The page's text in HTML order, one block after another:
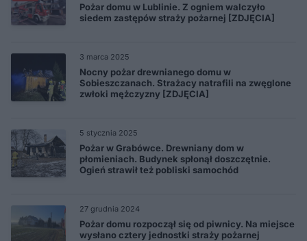
Pożar domu w Lublinie. Z ogniem walczyło
siedem zastępów straży pożarnej [ZDJĘCIA]
3 marca 2025
Nocny pożar drewnianego domu w
Sobieszczanach. Strażacy natrafili na zwęglone
zwłoki mężczyzny [ZDJĘCIA]
5 stycznia 2025
Pożar w Grabówce. Drewniany dom w
płomieniach. Budynek spłonął doszczętnie.
Ogień strawił też pobliski samochód
27 grudnia 2024
Pożar domu rozpoczął się od piwnicy. Na miejsce
wysłano cztery jednostki straży pożarnej